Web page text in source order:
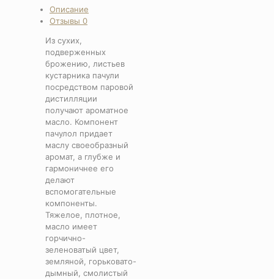
Описание
Отзывы 0
Из сухих,
подверженных
брожению, листьев
кустарника пачули
посредством паровой
дистилляции
получают ароматное
масло. Компонент
пачулол придает
маслу своеобразный
аромат, а глубже и
гармоничнее его
делают
вспомогательные
компоненты.
Тяжелое, плотное,
масло имеет
горчично-
зеленоватый цвет,
земляной, горьковато-
дымный, смолистый